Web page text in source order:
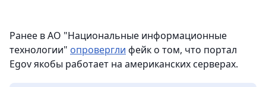
Ранее в АО "Национальные информационные
технологии" опровергли фейк о том, что портал
Egov якобы работает на американских серверах.